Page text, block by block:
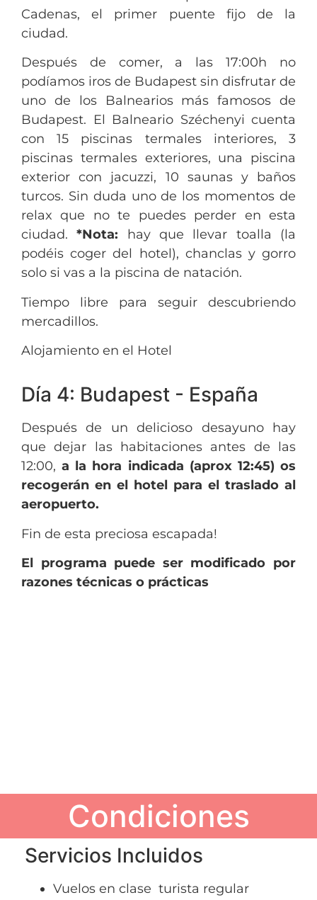
Cadenas, el primer puente fijo de la
ciudad.
Después de comer, a las 17:00h no
podíamos iros de Budapest sin disfrutar de
uno de los Balnearios más famosos de
Budapest. El Balneario Széchenyi cuenta
con 15 piscinas termales interiores, 3
piscinas termales exteriores, una piscina
exterior con jacuzzi, 10 saunas y baños
turcos. Sin duda uno de los momentos de
relax que no te puedes perder en esta
ciudad.*Nota: hay que llevar toalla (la
podéis coger del hotel), chanclas y gorro
solo si vas a la piscina de natación.
Tiempo libre para seguir descubriendo
mercadillos.
Alojamiento en el Hotel
Día 4: Budapest - España
Después de un delicioso desayuno hay
que dejar las habitaciones antes de las
12:00,a la hora indicada (aprox 12:45) os
recogerán en el hotel para el traslado al
aeropuerto.
Fin de esta preciosa escapada!
El programa puede ser modificado por
razones técnicas o prácticas
Condiciones
Servicios Incluidos
Vuelos en clase turista regular